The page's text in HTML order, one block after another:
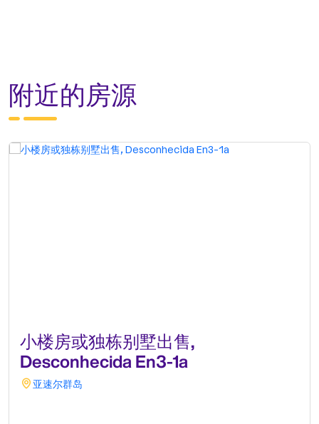
附近的房源
小楼房或独栋别墅出售,
Desconhecida En3-1a
亚速尔群岛